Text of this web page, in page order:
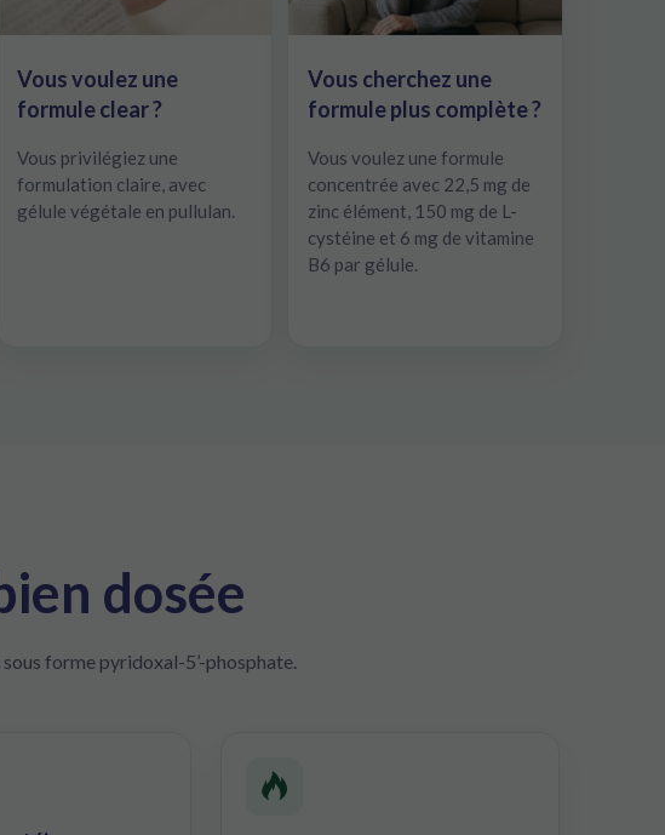
Vous voulez une
formule clear ?
Vous privilégiez une
formulation claire, avec
gélule végétale en pullulan.
Vous cherchez une
formule plus complète ?
Vous voulez une formule
concentrée avec 22,5 mg de
zinc élément, 150 mg de L-
cystéine et 6 mg de vitamine
B6 par gélule.
dosée
forme pyridoxal-5’-phosphate.